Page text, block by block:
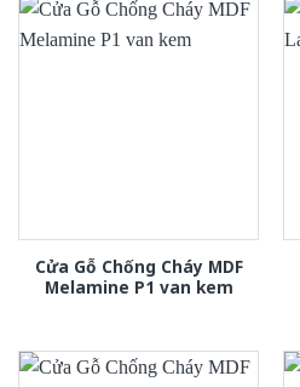
Cửa Gỗ Chống Cháy MDF
Melamine P1 van kem